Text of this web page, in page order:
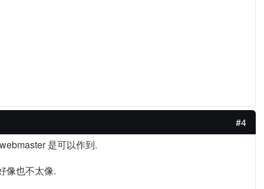
#4
是可以作到.
像也不太像.